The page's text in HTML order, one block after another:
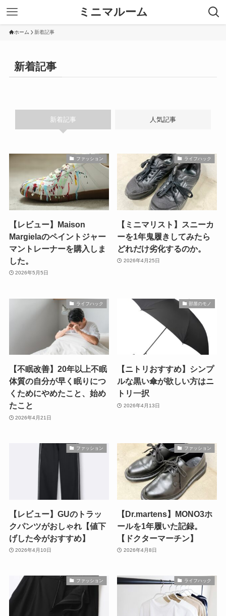
ミニマルーム
ホーム 新着記事
新着記事
新着記事 人気記事
ファッション
【レビュー】Maison
Margielaのペイントジャー
マントレーナーを購入しま
した。
2026年5月5日
ライフハック
【ミニマリスト】スニーカ
ーを1年鬼履きしてみたら
どれだけ劣化するのか。
2026年4月25日
ライフハック
【不眠改善】20年以上不眠
体質の自分が早く眠りにつ
くためにやめたこと、始め
たこと
2026年4月21日
部屋のモノ
【ニトリおすすめ】シンプ
ルな黒い傘が欲しい方はニ
トリ一択
2026年4月13日
ファッション
【レビュー】GUのトラッ
クパンツがおしゃれ【値下
げした今がおすすめ】
2026年4月10日
ファッション
【Dr.martens】MONO3ホ
ールを1年履いた記録。
【ドクターマーチン】
2026年4月8日
ファッション ライフハック